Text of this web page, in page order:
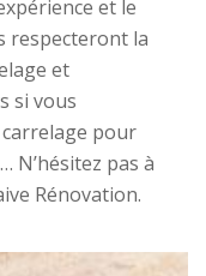
et le
respecteront la
et
si vous
pour
N’hésitez pas à
Rénovation.